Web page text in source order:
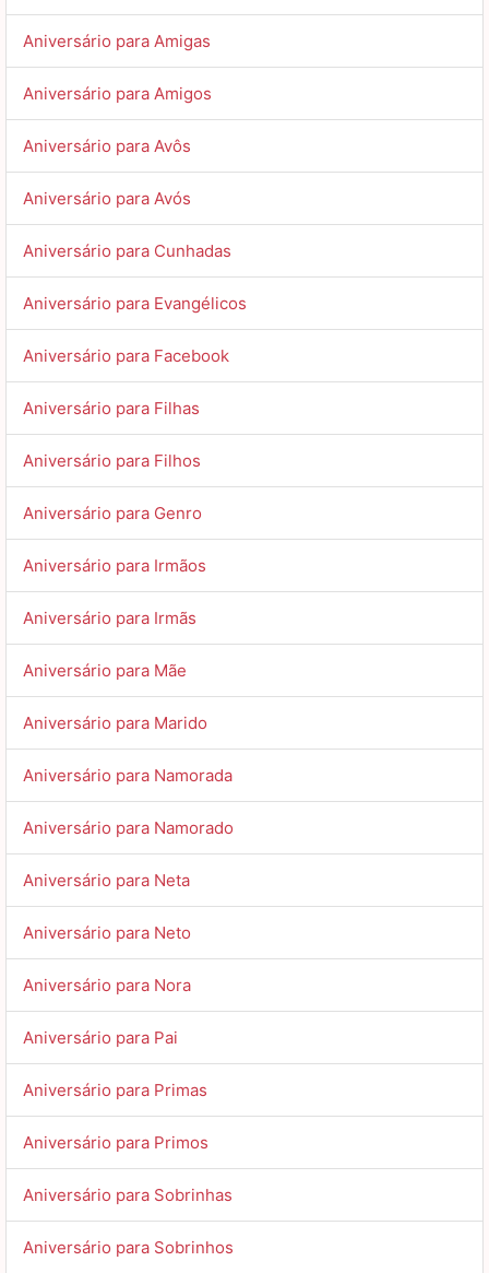
Aniversário para Amigas
Aniversário para Amigos
Aniversário para Avôs
Aniversário para Avós
Aniversário para Cunhadas
Aniversário para Evangélicos
Aniversário para Facebook
Aniversário para Filhas
Aniversário para Filhos
Aniversário para Genro
Aniversário para Irmãos
Aniversário para Irmãs
Aniversário para Mãe
Aniversário para Marido
Aniversário para Namorada
Aniversário para Namorado
Aniversário para Neta
Aniversário para Neto
Aniversário para Nora
Aniversário para Pai
Aniversário para Primas
Aniversário para Primos
Aniversário para Sobrinhas
Aniversário para Sobrinhos